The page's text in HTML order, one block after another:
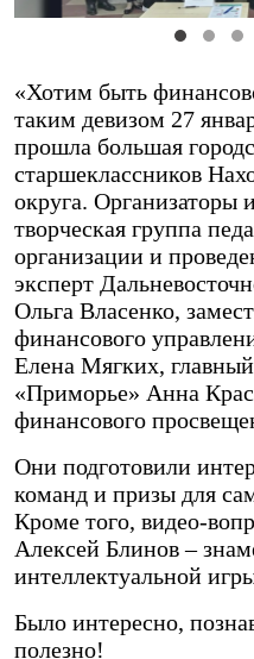
«Хотим быть
таким девизом 27
прошла большая
старшеклассников
округа.
творческая группа
организации и
эксперт
Ольга Власенко,
финансового
Елена Мягких,
«Приморье» Анна
финансового
Они подготовили
команд и призы для
Кроме того, видео-
Алексей Блинов –
интеллектуальной
Было интересно,
полезно!